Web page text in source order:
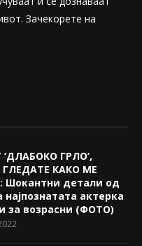
Зачекорете на
ГРЛО’,
КАКО МЕ
Шокантни детали од
актерка
за возрасни (ФОТО)